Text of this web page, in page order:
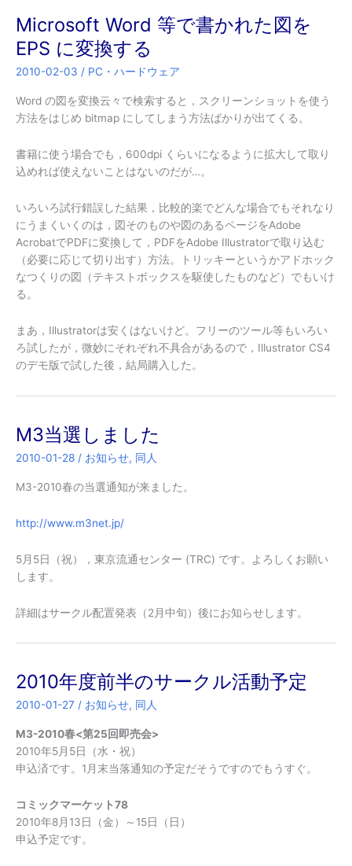
Microsoft Word 等で書かれた図を
EPS に変換する
2010-02-03 / PC・ハードウェア
Word の図を変換云々で検索すると，スクリーンショットを使う
方法をはじめ bitmap にしてしまう方法ばかりが出てくる。
書籍に使う場合でも，600dpi くらいになるように拡大して取り
込めれば使えないことはないのだが…。
いろいろ試行錯誤した結果，比較的楽でどんな場合でもそれなり
にうまくいくのは，図そのものや図のあるページをAdobe
AcrobatでPDFに変換して，PDFをAdobe Illustratorで取り込む
（必要に応じて切り出す）方法。トリッキーというかアドホック
なつくりの図（テキストボックスを駆使したものなど）でもいけ
る。
まあ，Illustratorは安くはないけど。フリーのツール等もいろい
ろ試したが，微妙にそれぞれ不具合があるので，Illustrator CS4
のデモ版で試した後，結局購入した。
M3当選しました
2010-01-28 / お知らせ, 同人
M3-2010春の当選通知が来ました。
http://www.m3net.jp/
5月5日（祝），東京流通センター (TRC) です。よろしくお願い
します。
詳細はサークル配置発表（2月中旬）後にお知らせします。
2010年度前半のサークル活動予定
2010-01-27 / お知らせ, 同人
M3-2010春<第25回即売会>
2010年5月5日（水・祝）
申込済です。1月末当落通知の予定だそうですのでもうすぐ。
コミックマーケット78
2010年8月13日（金）～15日（日）
申込予定です。